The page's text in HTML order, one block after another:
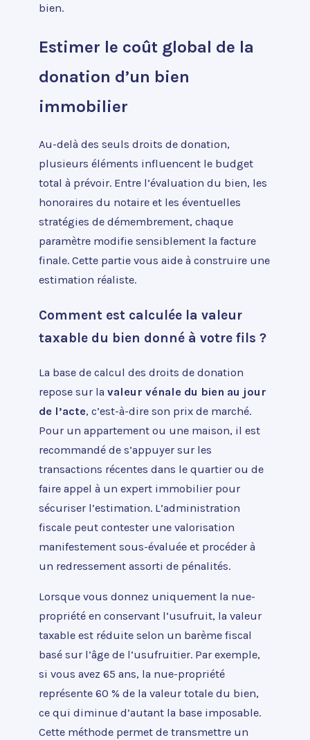
bien.
Estimer le coût global de la
donation d’un bien
immobilier
Au-delà des seuls droits de donation,
plusieurs éléments influencent le budget
total à prévoir. Entre l’évaluation du bien, les
honoraires du notaire et les éventuelles
stratégies de démembrement, chaque
paramètre modifie sensiblement la facture
finale. Cette partie vous aide à construire une
estimation réaliste.
Comment est calculée la valeur
taxable du bien donné à votre fils ?
La base de calcul des droits de donation
repose sur la valeur vénale du bien au jour
de l’acte, c’est-à-dire son prix de marché.
Pour un appartement ou une maison, il est
recommandé de s’appuyer sur les
transactions récentes dans le quartier ou de
faire appel à un expert immobilier pour
sécuriser l’estimation. L’administration
fiscale peut contester une valorisation
manifestement sous-évaluée et procéder à
un redressement assorti de pénalités.
Lorsque vous donnez uniquement la nue-
propriété en conservant l’usufruit, la valeur
taxable est réduite selon un barème fiscal
basé sur l’âge de l’usufruitier. Par exemple,
si vous avez 65 ans, la nue-propriété
représente 60 % de la valeur totale du bien,
ce qui diminue d’autant la base imposable.
Cette méthode permet de transmettre un